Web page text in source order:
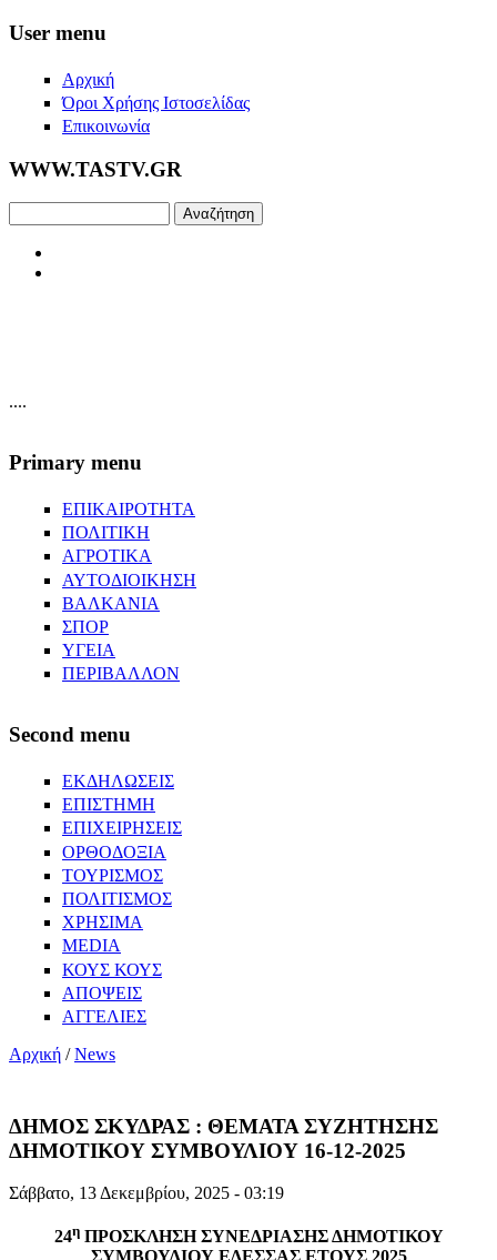
Skip to main content
User menu
Αρχική
Όροι Χρήσης Ιστοσελίδας
Επικοινωνία
WWW.TASTV.GR
....
Primary menu
ΕΠΙΚΑΙΡΟΤΗΤΑ
ΠΟΛΙΤΙΚΗ
ΑΓΡΟΤΙΚΑ
ΑΥΤΟΔΙΟΙΚΗΣΗ
ΒΑΛΚΑΝΙΑ
ΣΠΟΡ
ΥΓΕΙΑ
ΠΕΡΙΒΑΛΛΟΝ
Second menu
ΕΚΔΗΛΩΣΕΙΣ
ΕΠΙΣΤΗΜΗ
ΕΠΙΧΕΙΡΗΣΕΙΣ
ΟΡΘΟΔΟΞΙΑ
ΤΟΥΡΙΣΜΟΣ
ΠΟΛΙΤΙΣΜΟΣ
ΧΡΗΣΙΜΑ
MEDIA
ΚΟΥΣ ΚΟΥΣ
ΑΠΟΨΕΙΣ
ΑΓΓΕΛΙΕΣ
Αρχική /News
ΔΗΜΟΣ ΣΚΥΔΡΑΣ : ΘΕΜΑΤΑ ΣΥΖΗΤΗΣΗΣ
ΔΗΜΟΤΙΚΟΥ ΣΥΜΒΟΥΛΙΟΥ 16-12-2025
Σάββατο, 13 Δεκεμβρίου, 2025 - 03:19
24ηΠΡΟΣΚΛΗΣΗ ΣΥΝΕΔΡΙΑΣΗΣ ΔΗΜΟΤΙΚΟΥ
ΣΥΜΒΟΥΛΙΟΥ ΕΔΕΣΣΑΣ ΕΤΟΥΣ 2025